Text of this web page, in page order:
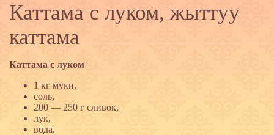
Каттама с луком, жыттуу
каттама
Каттама с луком
1 кг муки,
соль,
200 — 250 г сливок,
лук,
вода.